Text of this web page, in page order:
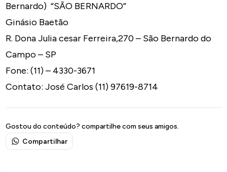
Bernardo) “SÃO BERNARDO”
Ginásio Baetão
R. Dona Julia cesar Ferreira,270 – São Bernardo do
Campo – SP
Fone: (11) – 4330-3671
Contato: José Carlos (11) 97619-8714
Gostou do conteúdo? compartilhe com seus amigos.
Compartilhar